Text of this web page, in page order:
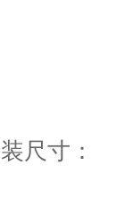
尺寸 ：